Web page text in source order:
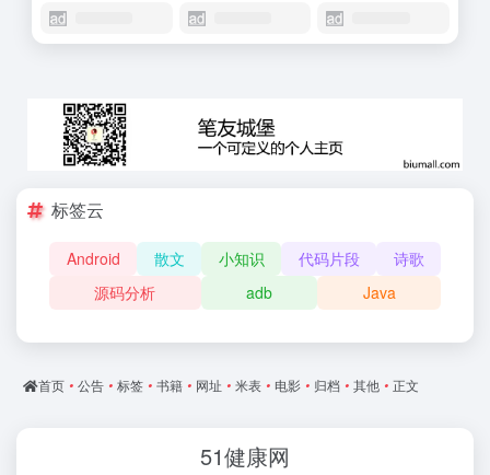
标签云
Android 散文 小知识 代码片段
诗歌
源码分析
adb Java
首页 • 公告 • 标签 • 书籍 • 网址 • 米表 • 电影 • 归档 • 其他 • 正文
51健康网